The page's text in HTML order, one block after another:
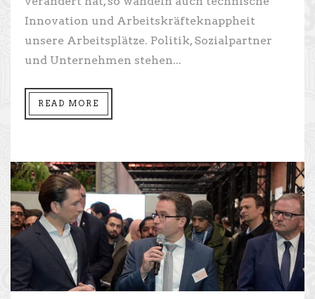
Innovation und Arbeitskräfteknappheit
unsere Arbeitsplätze. Politik, Sozialpartner
und Unternehmen stehen...
READ MORE